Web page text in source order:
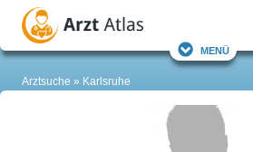
Menü
Arztsuche Karlsruhe